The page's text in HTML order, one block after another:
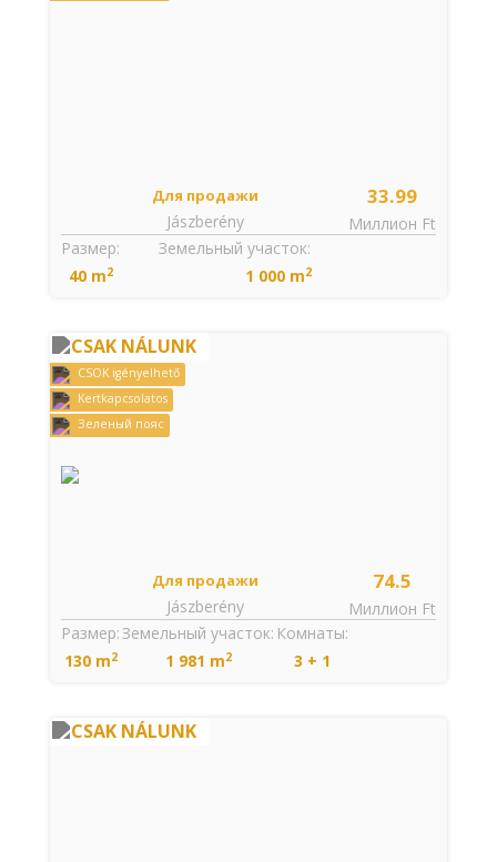
33.99
Миллион Ft
Для продажи
Jászberény
Размер:
40 m2
Земельный участок:
1 000 m2
CSAK NÁLUNK
CSOK igényelhető
Kertkapcsolatos
Зеленый пояс
74.5
Миллион Ft
Для продажи
Jászberény
Комнаты:
3 + 1
Размер:
130 m2
Земельный участок:
1 981 m2
CSAK NÁLUNK